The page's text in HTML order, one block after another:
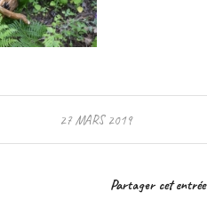
27 MARS 2019
Partager cet entrée